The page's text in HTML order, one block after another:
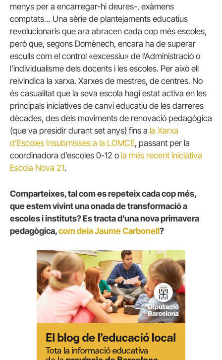
menys per a encarregar-hi deures-, exàmens
comptats… Una sèrie de plantejaments educatius
revolucionaris que ara abracen cada cop més escoles,
però que, segons Domènech, encara ha de superar
esculls com el control «excessiu» de l’Administració o
l’individualisme dels docents i les escoles. Per això ell
reivindica la xarxa. Xarxes de mestres, de centres. No
és casualitat que la seva escola hagi estat activa en les
principals iniciatives de canvi educatiu de les darreres
dècades, des dels moviments de renovació pedagògica
(que va presidir durant set anys) fins a la Xarxa
d’Escoles Insubmisses a la LOMCE, passant per la
coordinadora d’escoles 0-12 o la més recent iniciativa
Escola Nova 21.
Comparteixes, tal com es repeteix cada cop més,
que estem vivint una onada de transformació a
escoles i instituts? Es tracta d’una nova primavera
pedagògica,com deia Jaume Carbonell?